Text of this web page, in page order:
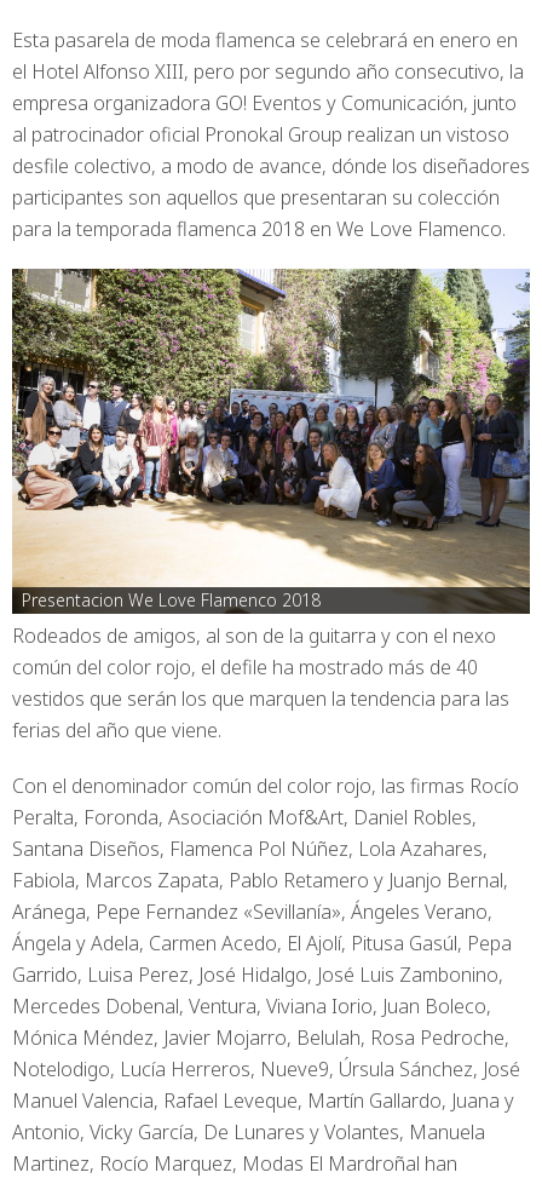
Esta pasarela de moda flamenca se celebrará en enero en
el Hotel Alfonso XIII, pero por segundo año consecutivo, la
empresa organizadora GO! Eventos y Comunicación, junto
al patrocinador oficial Pronokal Group realizan un vistoso
desfile colectivo, a modo de avance, dónde los diseñadores
participantes son aquellos que presentaran su colección
para la temporada flamenca 2018 en We Love Flamenco.
Presentacion We Love Flamenco 2018
Rodeados de amigos, al son de la guitarra y con el nexo
común del color rojo, el defile ha mostrado más de 40
vestidos que serán los que marquen la tendencia para las
ferias del año que viene.
Con el denominador común del color rojo, las firmas Rocío
Peralta, Foronda, Asociación Mof&Art, Daniel Robles,
Santana Diseños, Flamenca Pol Núñez, Lola Azahares,
Fabiola, Marcos Zapata, Pablo Retamero y Juanjo Bernal,
Aránega, Pepe Fernandez «Sevillanía», Ángeles Verano,
Ángela y Adela, Carmen Acedo, El Ajolí, Pitusa Gasúl, Pepa
Garrido, Luisa Perez, José Hidalgo, José Luis Zambonino,
Mercedes Dobenal, Ventura, Viviana Iorio, Juan Boleco,
Mónica Méndez, Javier Mojarro, Belulah, Rosa Pedroche,
Notelodigo, Lucía Herreros, Nueve9, Úrsula Sánchez, José
Manuel Valencia, Rafael Leveque, Martín Gallardo, Juana y
Antonio, Vicky García, De Lunares y Volantes, Manuela
Martinez, Rocío Marquez, Modas El Mardroñal han